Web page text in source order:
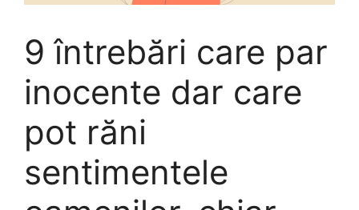
9 întrebări care par
inocente dar care
pot răni
sentimentele